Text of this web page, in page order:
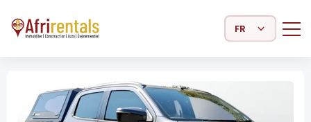
Select Language